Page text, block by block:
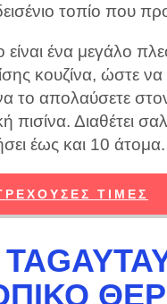
τοπίο που
είναι ένα μεγάλο
κουζίνα, ώστε
το απολαύσετε
πισίνα. Διαθέτει
έως και 10 άτομα.
ΤΙΜΈΣ